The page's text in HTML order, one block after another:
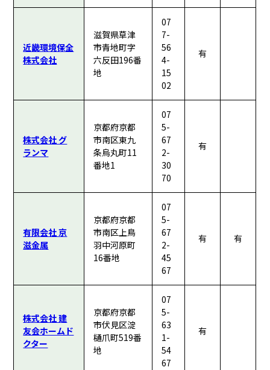
近畿環境保全
株式会社
滋賀県草津
市青地町字
六反田196番
地
07
7-
56
4-
15
02
有
株式会社 グ
ランマ
京都府京都
市南区東九
条烏丸町11
番地1
07
5-
67
2-
30
70
有
有限会社 京
滋金属
京都府京都
市南区上鳥
羽中河原町
16番地
07
5-
67
2-
45
67
有 有
株式会社 建
友会ホームド
クター
京都府京都
市伏見区淀
樋爪町519番
地
07
5-
63
1-
54
67
有